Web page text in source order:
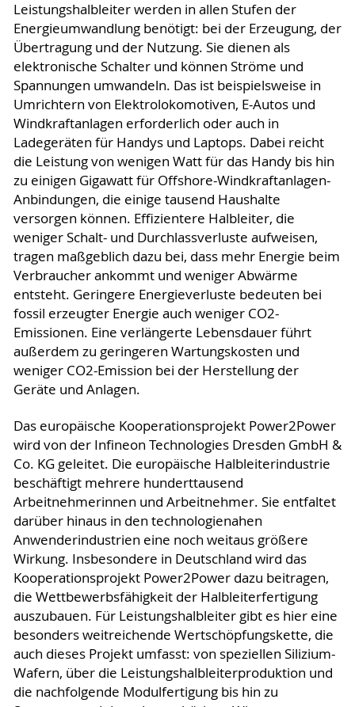
Leistungshalbleiter werden in allen Stufen der
Energieumwandlung benötigt: bei der Erzeugung, der
Übertragung und der Nutzung. Sie dienen als
elektronische Schalter und können Ströme und
Spannungen umwandeln. Das ist beispielsweise in
Umrichtern von Elektrolokomotiven, E-Autos und
Windkraftanlagen erforderlich oder auch in
Ladegeräten für Handys und Laptops. Dabei reicht
die Leistung von wenigen Watt für das Handy bis hin
zu einigen Gigawatt für Offshore-Windkraftanlagen-
Anbindungen, die einige tausend Haushalte
versorgen können. Effizientere Halbleiter, die
weniger Schalt- und Durchlassverluste aufweisen,
tragen maßgeblich dazu bei, dass mehr Energie beim
Verbraucher ankommt und weniger Abwärme
entsteht. Geringere Energieverluste bedeuten bei
fossil erzeugter Energie auch weniger CO2-
Emissionen. Eine verlängerte Lebensdauer führt
außerdem zu geringeren Wartungskosten und
weniger CO2-Emission bei der Herstellung der
Geräte und Anlagen.
Das europäische Kooperationsprojekt Power2Power
wird von der Infineon Technologies Dresden GmbH &
Co. KG geleitet. Die europäische Halbleiterindustrie
beschäftigt mehrere hunderttausend
Arbeitnehmerinnen und Arbeitnehmer. Sie entfaltet
darüber hinaus in den technologienahen
Anwenderindustrien eine noch weitaus größere
Wirkung. Insbesondere in Deutschland wird das
Kooperationsprojekt Power2Power dazu beitragen,
die Wettbewerbsfähigkeit der Halbleiterfertigung
auszubauen. Für Leistungshalbleiter gibt es hier eine
besonders weitreichende Wertschöpfungskette, die
auch dieses Projekt umfasst: von speziellen Silizium-
Wafern, über die Leistungshalbleiterproduktion und
die nachfolgende Modulfertigung bis hin zu